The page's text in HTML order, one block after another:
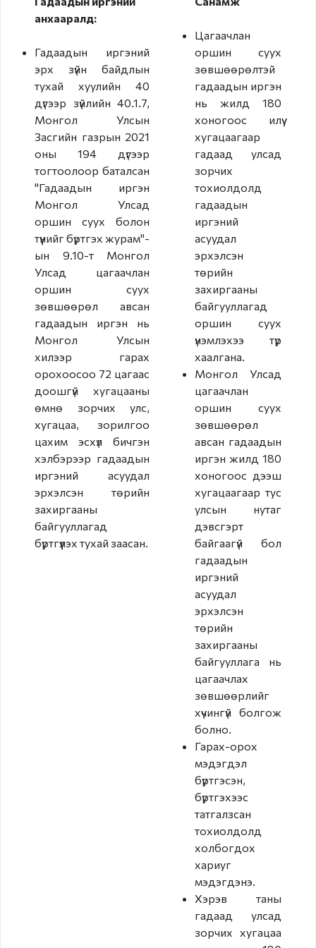
Зохион
байгуулалтын нэгж
Түүхэн товчоо
Визийн зөвшөөрөл
Виз
Виз сунгалт
Оршин суух
зөвшөөрөл
Иргэд харилцан
визгүй зорчих орны
жагсаалт
Хилийн боомт,
орон нутаг
Иргэний
харьяалал
Хүүхэд үрчлэлт
Төрийн бус
байгууллаг
а
Иргэний харьяалал
Зөрчил шийдвэрлэх
Зөрчил шийдвэрлэх
Гадаадын иргэнийг
Гадаадын иргэнийг
анхааралд:
Гадаадын иргэний
эрх зүйн байдлын
тухай хуулийн 40
дүгээр зүйлийн 40.1.7,
Монгол Улсын
Засгийн газрын 2021
оны 194 дүгээр
тогтоолоор баталсан
"Гадаадын иргэн
Монгол Улсад
оршин суух болон
түүнийг бүртгэх журам"-
ын 9.10-т Монгол
Улсад цагаачлан
оршин суух
зөвшөөрөл авсан
гадаадын иргэн нь
Монгол Улсын
хилээр гарах
орохоосоо 72 цагаас
доошгүй хугацааны
өмнө зорчих улс,
хугацаа, зорилгоо
цахим эсхүл бичгэн
хэлбэрээр гадаадын
иргэний асуудал
эрхэлсэн төрийн
захиргааны
байгууллагад
бүртгүүлэх тухай заасан.
Цагаачлан
оршин суух
зөвшөөрөлтэй
гадаадын иргэн
нь жилд 180
хоногоос илүү
хугацаагаар
гадаад улсад
зорчих
тохиолдолд
гадаадын
иргэний
асуудал
эрхэлсэн
төрийн
захиргааны
байгууллагад
оршин суух
үнэмлэхээ түр
хаалгана.
Монгол Улсад
цагаачлан
оршин суух
зөвшөөрөл
авсан гадаадын
иргэн жилд 180
хоногоос дээш
хугацаагаар тус
улсын нутаг
дэвсгэрт
байгаагүй бол
гадаадын
иргэний
асуудал
эрхэлсэн
төрийн
захиргааны
байгууллага нь
цагаачлах
зөвшөөрлийг
хүчингүй болгож
болно.
Гарах-орох
мэдэгдэл
бүртгэсэн,
бүртгэхээс
татгалзсан
тохиолдолд
холбогдох
хариуг
мэдэгдэнэ.
Хэрэв таны
гадаад улсад
зорчих хугацаа